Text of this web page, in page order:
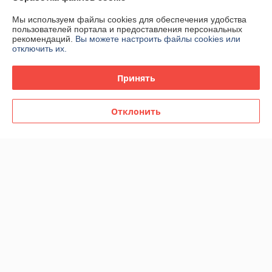
Контакты
Доставка и оплата
Мы используем файлы cookies для обеспечения удобства
пользователей портала и предоставления персональных
рекомендаций. Вы можете настроить файлы cookies или
отключить их.
Принять
Отклонить